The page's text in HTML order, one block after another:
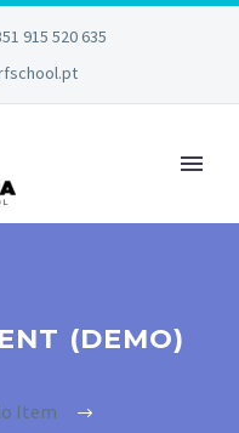
915 520 635
(DEMO)
Item